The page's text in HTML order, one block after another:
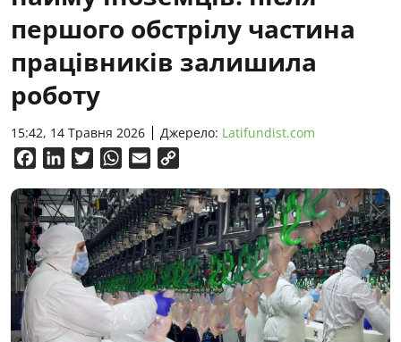
першого обстрілу частина
працівників залишила
роботу
15:42, 14 Травня 2026 Джерело: Latifundist.com
FacebookLinkedInTwitterWhatsApp
Email